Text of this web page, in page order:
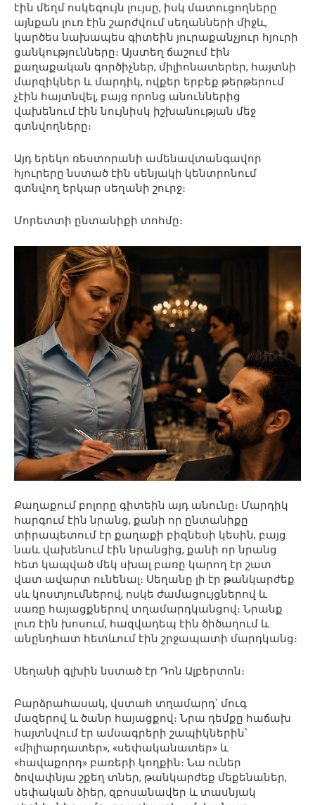
էին մեղմ ոսկեգույն լույսը, իսկ մատուցողները
այնքան լուռ էին շարժվում սեղանների միջև,
կարծես նախապես գիտեին յուրաքանչյուր հյուրի
ցանկությունները։ Այստեղ ճաշում էին
քաղաքական գործիչներ, միլիոնատերեր, հայտնի
մարզիկներ և մարդիկ, ովքեր երբեք թերթերում
չէին հայտնվել, բայց որոնց անուններից
վախենում էին նույնիսկ իշխանության մեջ
գտնվողները։
Այդ երեկո ռեստորանի ամենավտանգավոր
հյուրերը նստած էին սենյակի կենտրոնում
գտնվող երկար սեղանի շուրջ։
Մորետտի ընտանիքի տոհմը։
Քաղաքում բոլորը գիտեին այդ անունը։ Մարդիկ
հարգում էին նրանց, քանի որ ընտանիքը
տիրապետում էր քաղաքի բիզնեսի կեսին, բայց
նաև վախենում էին նրանցից, քանի որ նրանց
հետ կապված մեկ սխալ բառը կարող էր շատ
վատ ավարտ ունենալ։ Սեղանը լի էր թանկարժեք
սև կոստյումներով, ոսկե ժամացույցներով և
սառը հայացքներով տղամարդկանցով։ Նրանք
լուռ էին խոսում, հազվադեպ էին ծիծաղում և
անընդհատ հետևում էին շրջապատի մարդկանց։
Սեղանի գլխին նստած էր Դոն Ալբերտոն։
Բարձրահասակ, վստահ տղամարդ՝ մուգ
մազերով և ծանր հայացքով։ Նրա դեմքը հաճախ
հայտնվում էր ամսագրերի շապիկներին՝
«միլիարդատեր», «սեփականատեր» և
«հավաքորդ» բառերի կողքին։ Նա ուներ
ծովափնյա շքեղ տներ, թանկարժեք մեքենաներ,
սեփական ձիեր, զբոսանավեր և տասնյակ